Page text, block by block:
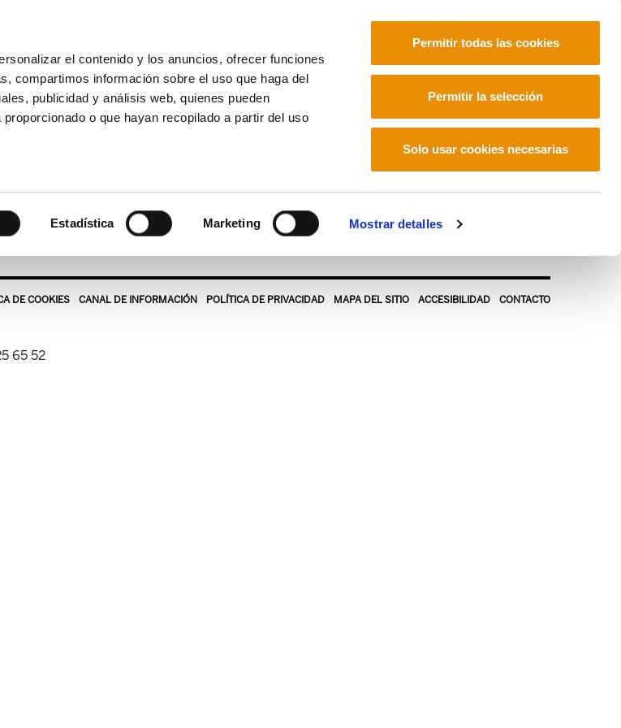
el contenido y los anuncios, ofrecer funciones
compartimos información sobre el uso que haga del
publicidad y análisis web, quienes pueden
o que hayan recopilado a partir del uso
Estadística Marketing Mostrar detalles
Permitir todas las cookies
Permitir la selección
Solo usar cookies necesarias
DE COOKIES CANAL DE INFORMACIÓN POLÍTICA DE PRIVACIDAD MAPA DEL SITIO ACCESIBILIDAD CONTACTO
65 52